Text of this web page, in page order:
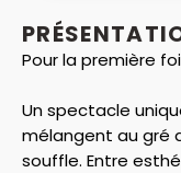
Pour la première
Un spectacle
mélangent au gré
souffle. Entre